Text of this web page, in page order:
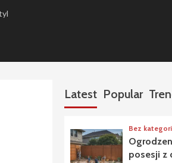
Latest Popular
Bez
posesji z